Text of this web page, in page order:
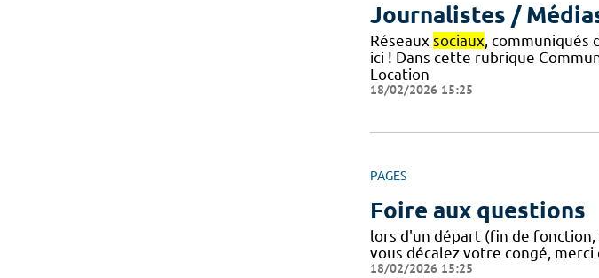
Journalistes /
Réseaux sociaux, communiqués
ici ! Dans cette rubrique
Location
18/02/2026 15:25
PAGES
Foire aux questions
lors d'un départ (fin de
vous décalez votre congé,
18/02/2026 15:25